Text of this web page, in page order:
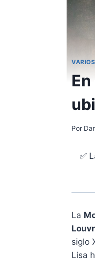
VARIOS
Por
✅
La
siglo
Lisa